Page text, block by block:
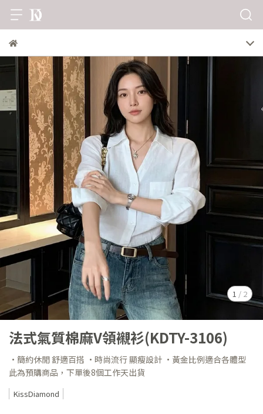
1 / 2
法式氣質棉麻V領襯衫(KDTY-3106)
·簡約休閒 舒適百搭 ·時尚流行 顯瘦設計 ·黃金比例適合各體型
此為預購商品，下單後8個工作天出貨
KissDiamond